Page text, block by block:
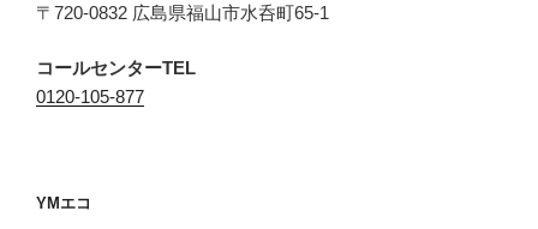
〒720-0832 広島県福山市水呑町65-1
コールセンターTEL
0120-105-877
YMエコ